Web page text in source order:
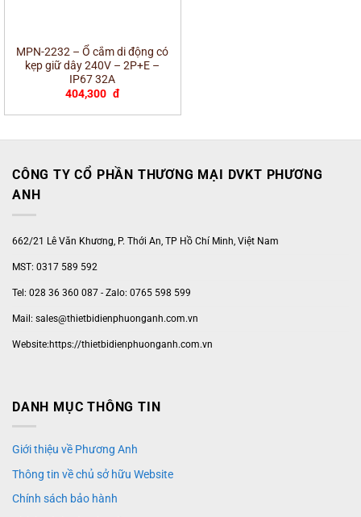
MPN-2232 – Ổ cắm di động có
kẹp giữ dây 240V – 2P+E –
IP67 32A
404,300 đ
CÔNG TY CỔ PHẦN THƯƠNG MẠI DVKT PHƯƠNG
ANH
662/21 Lê Văn Khương, P. Thới An, TP Hồ Chí Minh, Việt Nam
MST: 0317 589 592
Tel: 028 36 360 087 - Zalo: 0765 598 599
Mail: sales@thietbidienphuonganh.com.vn
Website:https://thietbidienphuonganh.com.vn
DANH MỤC THÔNG TIN
Giới thiệu về Phương Anh
Thông tin về chủ sở hữu Website
Chính sách bảo hành